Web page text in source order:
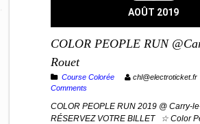
AOÛT 2019
COLOR PEOPLE RUN
Rouet
Course Colorée
Comments
COLOR PEOPLE RUN 2019 @ Carry-
RÉSERVEZ VOTRE BILLET ☆ Color